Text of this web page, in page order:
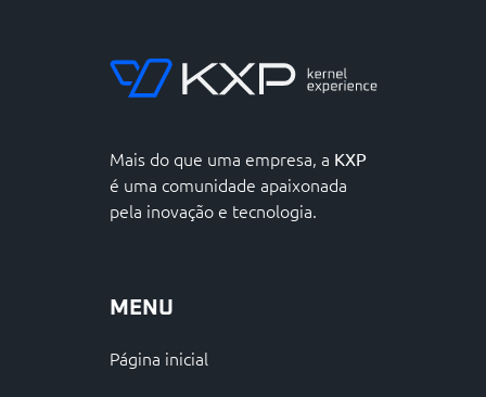
Mais do que uma empresa, a KXP
é uma comunidade apaixonada
pela inovação e tecnologia.
MENU
Página inicial